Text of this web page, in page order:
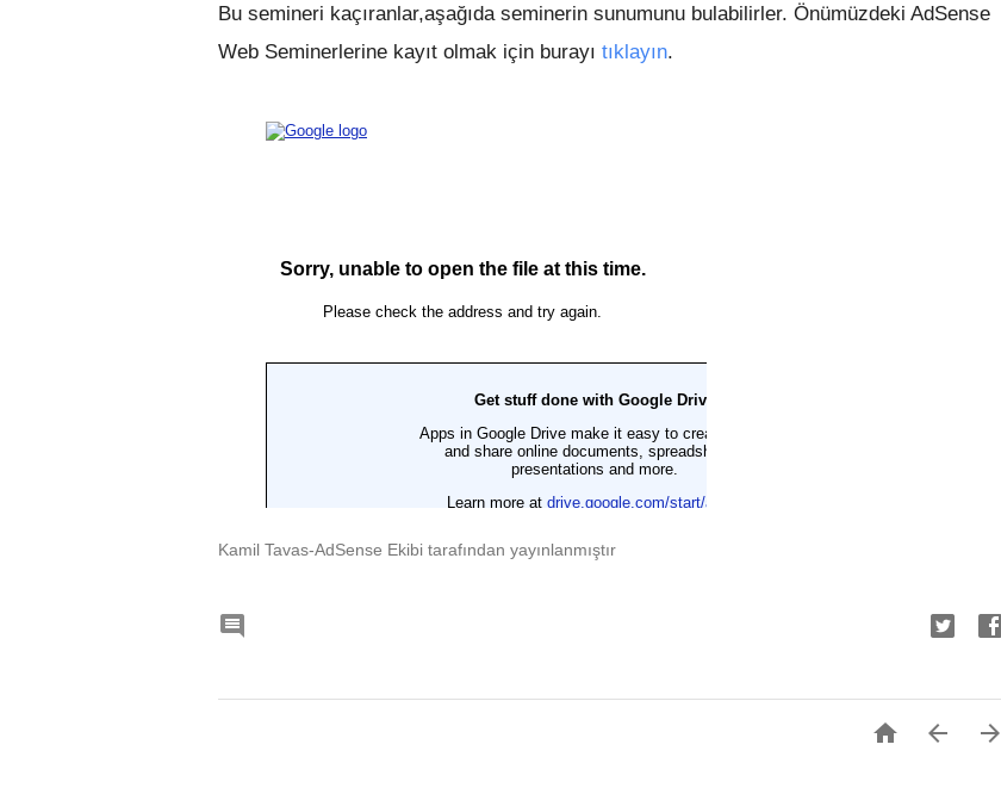
Bu semineri kaçıranlar,aşağıda seminerin sunumunu bulabilirler. Önümüzdeki AdSense
Web Seminerlerine kayıt olmak için burayı tıklayın.
Kamil Tavas-AdSense Ekibi tarafından yayınlanmıştır

  